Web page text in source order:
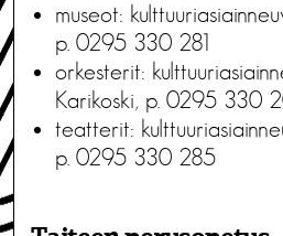
museot:
p. 0295 330 281
orkesterit:
Karikoski, p. 0295 330
teatterit:
p. 0295 330 285